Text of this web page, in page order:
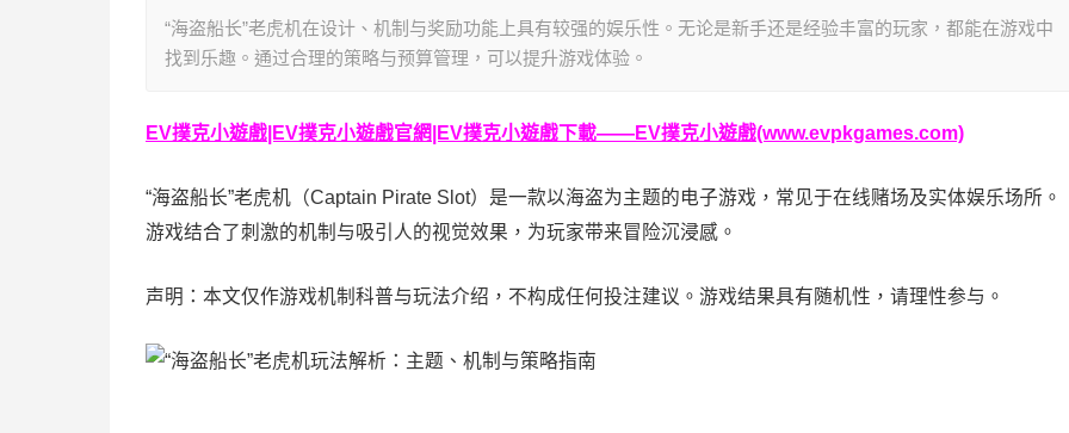
“海盗船长”老虎机在设计、机制与奖励功能上具有较强的娱乐性。无论是新手还是经验丰富的玩家，都能在游戏中
找到乐趣。通过合理的策略与预算管理，可以提升游戏体验。
EV撲克小遊戲|EV撲克小遊戲官網|EV撲克小遊戲下載——EV撲克小遊戲(www.evpkgames.com)
“海盗船长”老虎机（Captain Pirate Slot）是一款以海盗为主题的电子游戏，常见于在线赌场及实体娱乐场所。
游戏结合了刺激的机制与吸引人的视觉效果，为玩家带来冒险沉浸感。
声明：本文仅作游戏机制科普与玩法介绍，不构成任何投注建议。游戏结果具有随机性，请理性参与。